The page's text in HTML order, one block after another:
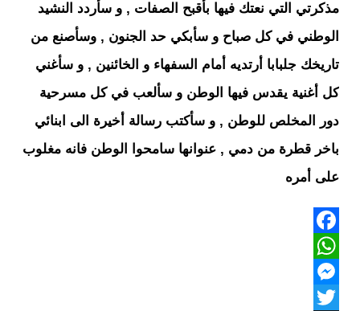
مذكرتي التي نعتك فيها بأقبح الصفات , و سأردد النشيد
الوطني في كل صباح و سأبكي حد الجنون , وسأصنع من
تاريخك جلبابا أرتديه أمام السفهاء و الخائنين , و سأغني
كل أغنية يقدس فيها الوطن و سألعب في كل مسرحية
دور المخلص للوطن , و سأكتب رسالة أخيرة الى ابنائي
باخر قطرة من دمي , عنوانها سامحوا الوطن فانه مغلوب
على أمره
Facebook
WhatsApp
Messenger